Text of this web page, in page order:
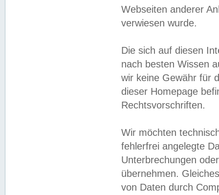
Webseiten anderer
verwiesen wurde.
Die sich auf diesen
nach besten Wissen
wir keine Gewähr für
dieser Homepage
Rechtsvorschriften.
Wir möchten
fehlerfrei angelegte
Unterbrechungen
übernehmen.
von Daten durch